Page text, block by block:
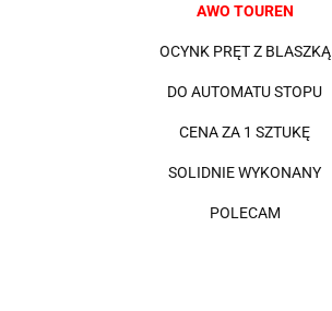
AWO TOUREN
OCYNK PRĘT Z BLASZKĄ
DO AUTOMATU STOPU
CENA ZA 1 SZTUKĘ
SOLIDNIE WYKONANY
POLECAM